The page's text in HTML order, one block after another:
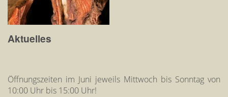
Aktuelles
Öffnungszeiten im Juni jeweils Mittwoch bis Sonntag von
10:00 Uhr bis 15:00 Uhr!